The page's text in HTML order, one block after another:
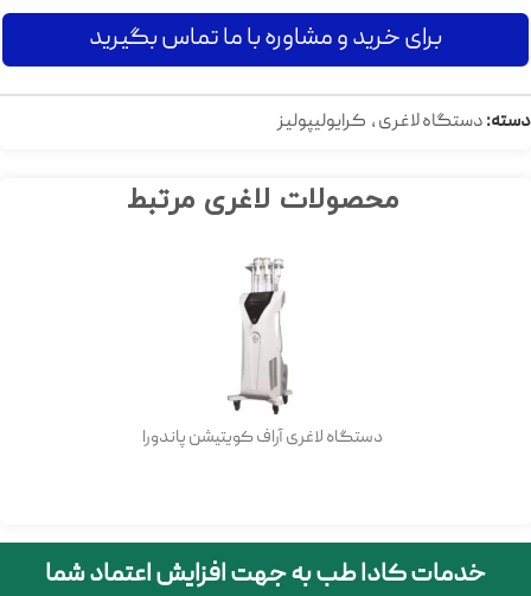
برای خرید و مشاوره با ما تماس بگیرید
دسته:دستگاه لاغری, کرایولیپولیز
محصولات لاغری مرتبط
دستگاه لاغری آراف کویتیشن پاندورا
خدمات کادا طب به جهت افزایش اعتماد شما